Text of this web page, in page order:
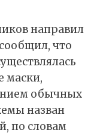
направил
что
маски,
обычных
назван
по словам